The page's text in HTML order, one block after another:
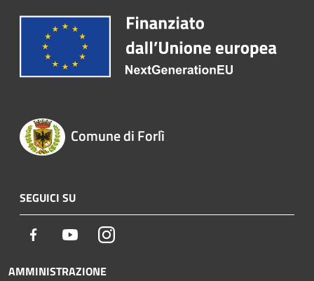
Comune di Forlì
SEGUICI SU
Facebook YoutubeInstagram
AMMINISTRAZIONE